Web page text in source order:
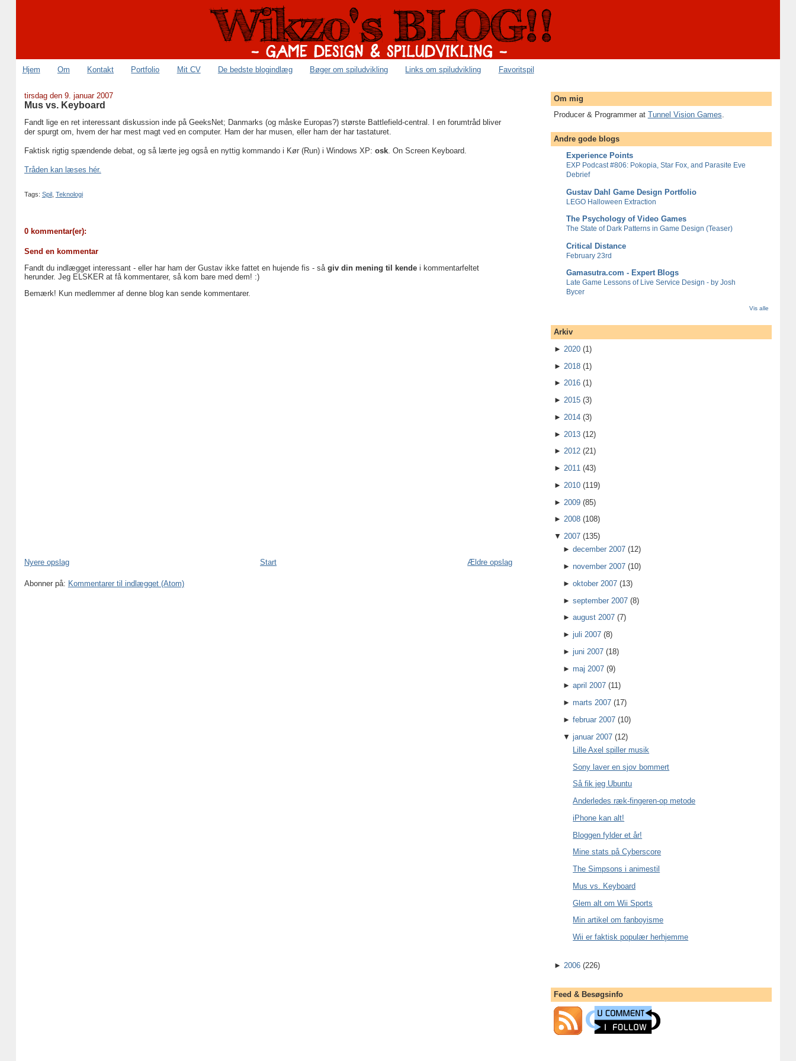
Hjem Om Kontakt Portfolio Mit CV De bedste blogindlæg Bøger om spiludvikling Links om spiludvikling Favoritspil
tirsdag den 9. januar 2007
Mus vs. Keyboard
Fandt lige en ret interessant diskussion inde på GeeksNet; Danmarks (og måske Europas?) største Battlefield-central. I en forumtråd bliver
der spurgt om, hvem der har mest magt ved en computer. Ham der har musen, eller ham der har tastaturet.
Faktisk rigtig spændende debat, og så lærte jeg også en nyttig kommando i Kør (Run) i Windows XP: osk. On Screen Keyboard.
Tråden kan læses hér.
Tags: Spil , Teknologi
0 kommentar(er):
Send en kommentar
Fandt du indlægget interessant - eller har ham der Gustav ikke fattet en hujende fis - så giv din mening til kendei kommentarfeltet
herunder. Jeg ELSKER at få kommentarer, så kom bare med dem! :)
Bemærk! Kun medlemmer af denne blog kan sende kommentarer.
Nyere opslag Ældre opslag
Start
Abonner på: Kommentarer til indlægget (Atom)
Om mig
Producer & Programmer at Tunnel Vision Games
Andre gode blogs
Experience Points
EXP Podcast #806: Pokopia, Star Fox, and Parasite Eve
Debrief
Gustav Dahl Game Design Portfolio
LEGO Halloween Extraction
The Psychology of Video Games
The State of Dark Patterns in Game Design (Teaser)
Critical Distance
February 23rd
Gamasutra.com - Expert Blogs
Late Game Lessons of Live Service Design - by Josh
Bycer
Vis alle
Arkiv
► 2020 (1)
► 2018 (1)
► 2016 (1)
► 2015 (3)
► 2014 (3)
► 2013 (12)
► 2012 (21)
► 2011 (43)
► 2010 (119)
► 2009 (85)
► 2008 (108)
▼ 2007 (135)
►december 2007 (12)
►november 2007 (10)
►oktober 2007 (13)
►september 2007 (8)
►august 2007 (7)
►juli 2007 (8)
►juni 2007 (18)
►maj 2007 (9)
►april 2007 (11)
►marts 2007 (17)
►februar 2007 (10)
▼januar 2007 (12)
Lille Axel spiller musik
Sony laver en sjov bommert
Så fik jeg Ubuntu
Anderledes ræk-fingeren-op metode
iPhone kan alt!
Bloggen fylder et år!
Mine stats på Cyberscore
The Simpsons i animestil
Mus vs. Keyboard
Glem alt om Wii Sports
Min artikel om fanboyisme
Wii er faktisk populær herhjemme
► 2006 (226)
Feed & Besøgsinfo